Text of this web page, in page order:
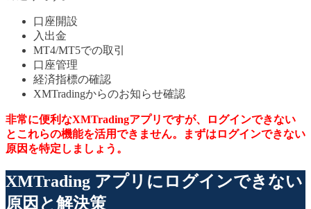
口座開設
入出金
MT4/MT5での取引
口座管理
経済指標の確認
XMTradingからのお知らせ確認
非常に便利なXMTradingアプリですが、ログインできない
とこれらの機能を活用できません。まずはログインできない
原因を特定しましょう。
XMTrading アプリにログインできない
原因と解決策